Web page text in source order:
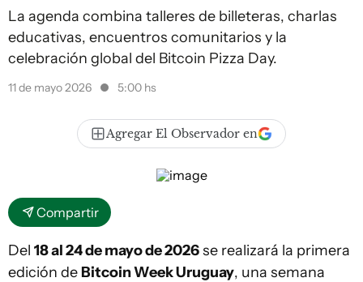
La agenda combina talleres de billeteras, charlas
educativas, encuentros comunitarios y la
celebración global del Bitcoin Pizza Day.
11 de mayo 2026 5:00 hs
Agregar El Observador en
Compartir
Del 18 al 24 de mayo de 2026se realizará la primera
edición de Bitcoin Week Uruguay, una semana